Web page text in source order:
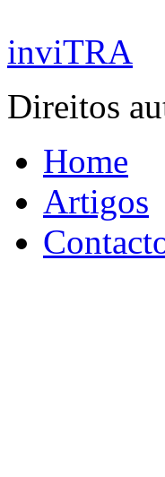
inviTRA
Direitos
Home
Artigos